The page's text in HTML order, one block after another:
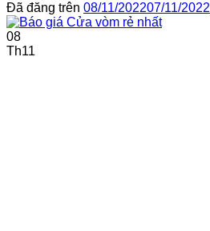
Đã đăng trên 08/11/202207/11/2022
08
Th11